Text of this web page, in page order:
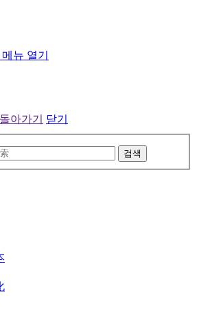
뉴 열기
아가기
닫기
검색